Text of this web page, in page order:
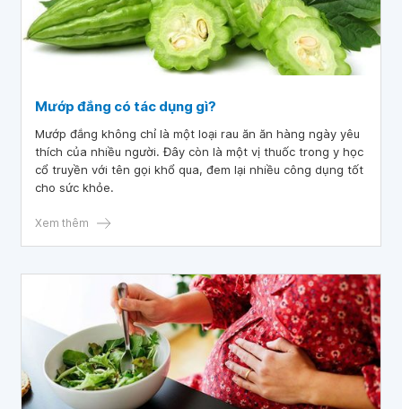
Mướp đắng có tác dụng gì?
Mướp đắng không chỉ là một loại rau ăn ăn hàng ngày yêu
thích của nhiều người. Đây còn là một vị thuốc trong y học
cổ truyền với tên gọi khổ qua, đem lại nhiều công dụng tốt
cho sức khỏe.
Xem thêm